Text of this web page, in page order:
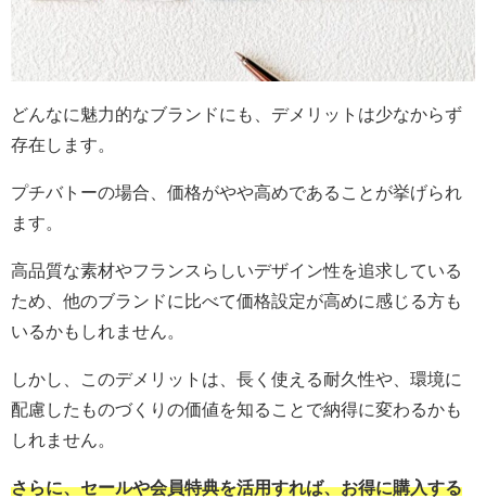
どんなに魅力的なブランドにも、デメリットは少なからず
存在します。
プチバトーの場合、価格がやや高めであることが挙げられ
ます。
高品質な素材やフランスらしいデザイン性を追求している
ため、他のブランドに比べて価格設定が高めに感じる方も
いるかもしれません。
しかし、このデメリットは、長く使える耐久性や、環境に
配慮したものづくりの価値を知ることで納得に変わるかも
しれません。
さらに、セールや会員特典を活用すれば、お得に購入する